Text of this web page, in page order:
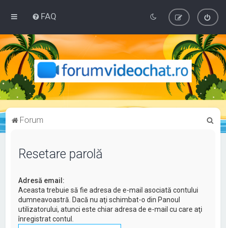
FAQ
Forum
Resetare parolă
Adresă email:
Aceasta trebuie să fie adresa de e-mail asociată contului
dumneavoastră. Dacă nu aţi schimbat-o din Panoul
utilizatorului, atunci este chiar adresa de e-mail cu care aţi
înregistrat contul.